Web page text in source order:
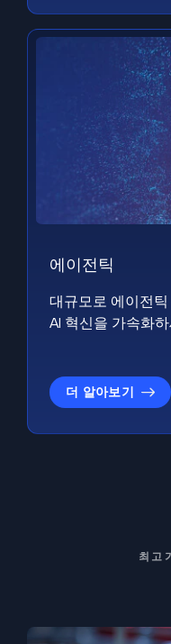
에이전틱
대규모로 에이전
AI 혁신을 가속화하
더 알아보기
최고